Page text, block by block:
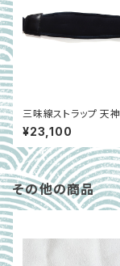
三味線ストラップ 天
タイプ)
¥23,100
その他の商品